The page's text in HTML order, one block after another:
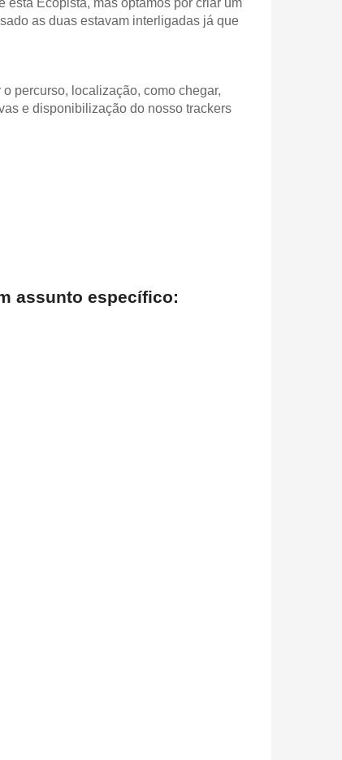
esta Ecopista, mas optamos por criar um
as duas estavam interligadas já que
percurso, localização, como chegar,
e disponibilização do nosso trackers
assunto específico: